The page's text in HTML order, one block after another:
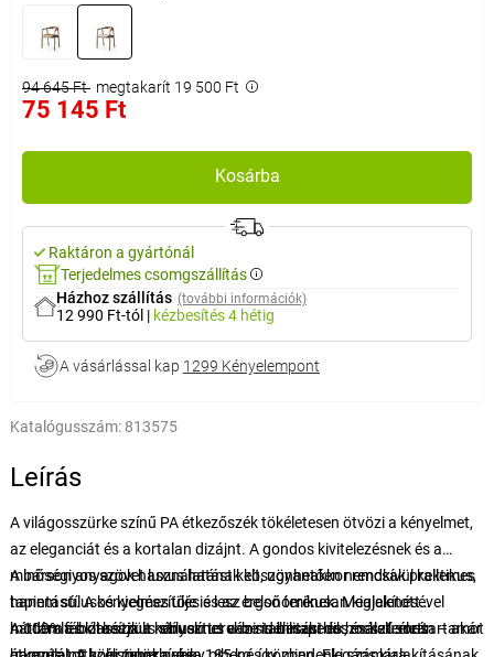
94 645 Ft megtakarít 19 500 Ft
75 145 Ft
Kosárba
Raktáron a gyártónál
Terjedelmes csomgszállítás
Házhoz szállítás (további információk)
12 990 Ft-tól | kézbesítés4 hétig
A vásárlással kap 1299 Kényelempont
Katalógusszám: 813575
Leírás
A világosszürke színű PA étkezőszék tökéletesen ötvözi a kényelmet,
az eleganciát és a kortalan dizájnt. A gondos kivitelezésnek és a
minőségi anyagok használatának köszönhetően nemcsak praktikus,
hanem stílusos kiegészítője is lesz belső terének. Megjelenésével
modern és klasszikus stílusú terekbe is illeszkedik, és kellemes
A bársonyos szövet luxus hatást kelt, ugyanakkor rendkívül kellemes
tapintású. A kényelmes ülés és az ergonómikusan kialakított
háttámla biztosítja a kényelmet a mindennapi használat során – akár
A 100% fából készült robusztus váz stabilitást és hosszú élettartamot